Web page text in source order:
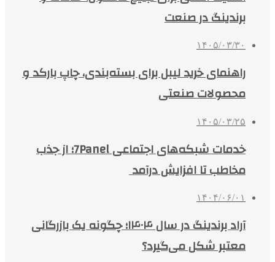
برندینگ در صنعت
۱۴۰۵/۰۳/۳۰
راهنمای خرید لیبل برای بسته‌بندی، چاپ بارکد و
محصولات صنعتی
۱۴۰۵/۰۳/۲۵
خدمات شبکه‌های اجتماعی 7Panel؛ از جذب
مخاطب تا افزایش درآمد
۱۴۰۴/۰۶/۰۱
آراد برندینگ در سال ۱۴۰۴؛ چگونه یک بازرگانی
معتبر شکل می‌گیرد؟